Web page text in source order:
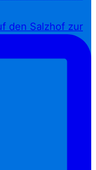
den Salzhof zur